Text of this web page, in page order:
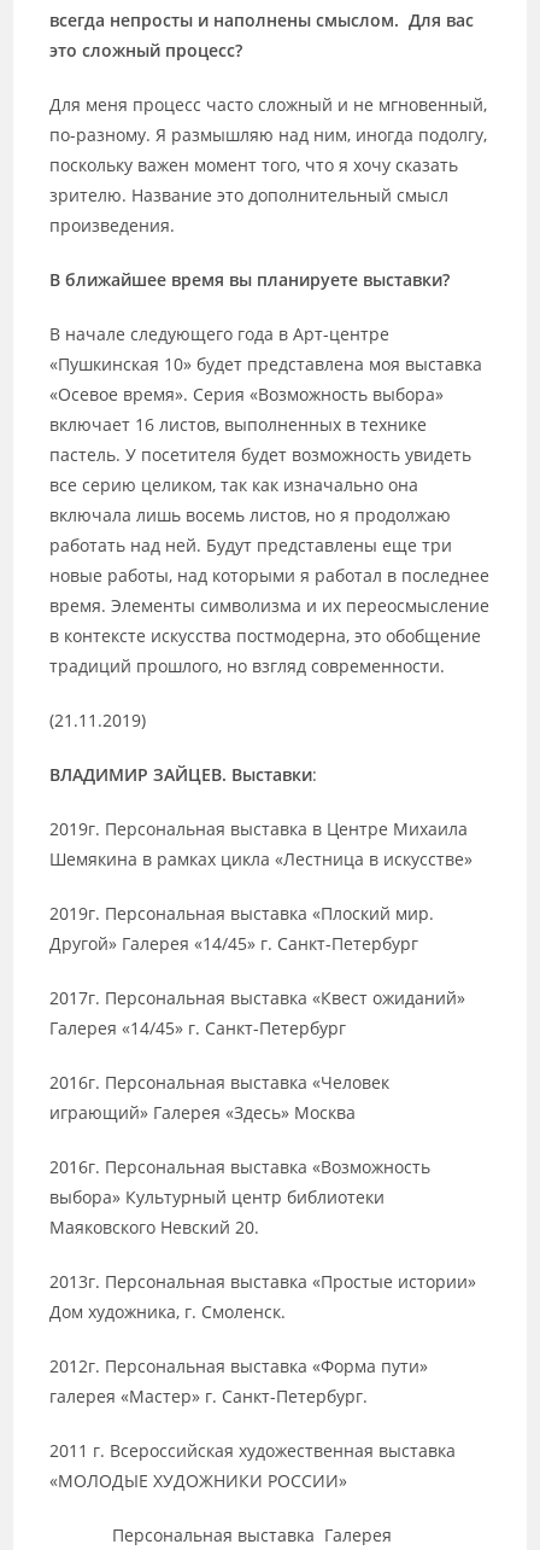
всегда непросты и наполнены смыслом. Для вас
это сложный процесс?
Для меня процесс часто сложный и не мгновенный,
по-разному. Я размышляю над ним, иногда подолгу,
поскольку важен момент того, что я хочу сказать
зрителю. Название это дополнительный смысл
произведения.
В ближайшее время вы планируете выставки?
В начале следующего года в Арт-центре
«Пушкинская 10» будет представлена моя выставка
«Осевое время». Серия «Возможность выбора»
включает 16 листов, выполненных в технике
пастель. У посетителя будет возможность увидеть
все серию целиком, так как изначально она
включала лишь восемь листов, но я продолжаю
работать над ней. Будут представлены еще три
новые работы, над которыми я работал в последнее
время. Элементы символизма и их переосмысление
в контексте искусства постмодерна, это обобщение
традиций прошлого, но взгляд современности.
(21.11.2019)
ВЛАДИМИР ЗАЙЦЕВ. Выставки:
2019г. Персональная выставка в Центре Михаила
Шемякина в рамках цикла «Лестница в искусстве»
2019г. Персональная выставка «Плоский мир.
Другой» Галерея «14/45» г. Санкт-Петербург
2017г. Персональная выставка «Квест ожиданий»
Галерея «14/45» г. Санкт-Петербург
2016г. Персональная выставка «Человек
играющий» Галерея «Здесь» Москва
2016г. Персональная выставка «Возможность
выбора» Культурный центр библиотеки
Маяковского Невский 20.
2013г. Персональная выставка «Простые истории»
Дом художника, г. Смоленск.
2012г. Персональная выставка «Форма пути»
галерея «Мастер» г. Санкт-Петербург.
2011 г. Всероссийская художественная выставка
«МОЛОДЫЕ ХУДОЖНИКИ РОССИИ»
Персональная выставка Галерея